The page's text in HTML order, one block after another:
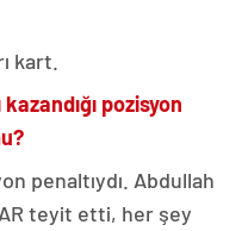
kart.
pozisyon
penaltıydı. Abdullah
teyit etti, her şey